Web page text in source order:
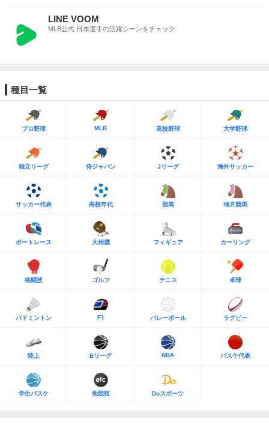
LINE VOOM
MLB公式 日本選手の活躍シーンをチェック
種目一覧
プロ野球 MLB 高校野球 大学野球
独立リーグ 侍ジャパン Jリーグ 海外サッカー
サッカー代表 高校年代 競馬 地方競馬
ボートレース 大相撲 フィギュア カーリング
格闘技 ゴルフ テニス 卓球
バドミントン F1 バレーボール ラグビー
陸上 Bリーグ NBA バスケ代表
学生バスケ 他競技 Doスポーツ